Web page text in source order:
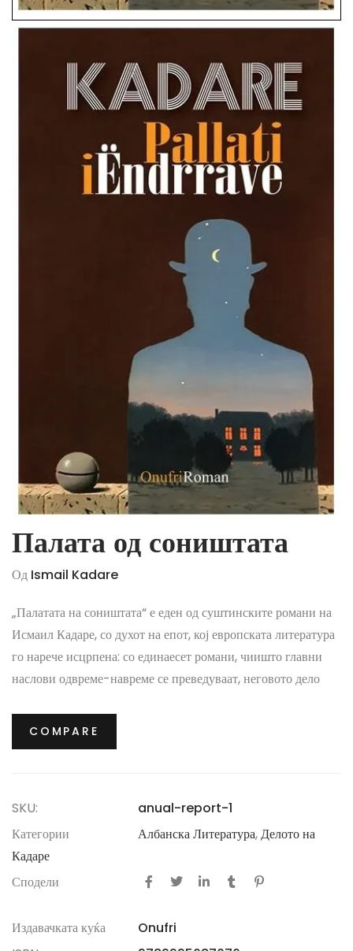
Палата од соништата
Од Ismail Kadare
„Палатата на соништата“ е еден од суштинските романи на
Исмаил Кадаре, со духот на епот, кој европската литература
го нарече исцрпена: со единаесет романи, чиишто главни
наслови одвреме-навреме се преведуваат, неговото дело
награда“ во име на албанската литература. убиства или на
таа колективна несоница што Отоманската империја не
COMPARE
SKU:
anual-report-1
Категории
Албанска Литература,Делото на
Кадаре
Сподели
Издавачката куќа
Onufri